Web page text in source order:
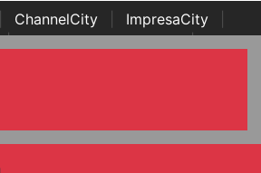
ChannelCity ImpresaCity
| Italian Channel Awards | Italian